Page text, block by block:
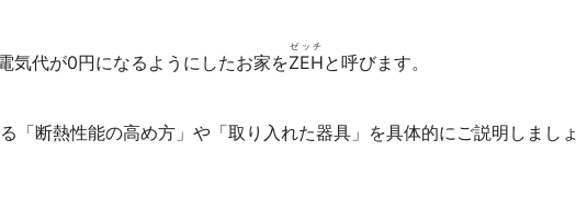
気代が0円になるようにしたお家をZEH
ゼッチ
と呼びます。
「断熱性能の高め方」や「取り入れた器具」を具体的にご説明しましょ